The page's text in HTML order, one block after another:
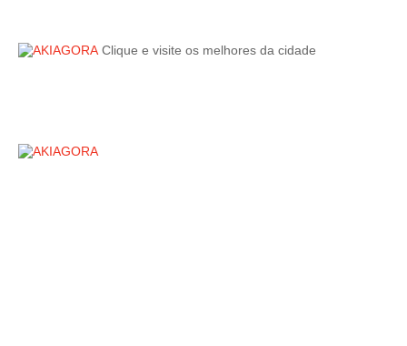
Clique e visite os melhores da cidade